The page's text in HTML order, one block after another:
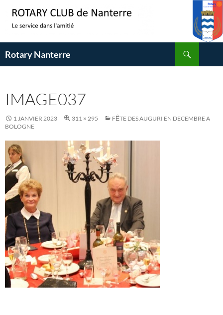
contenu
Rotary Nanterre
IMAGE037
1 JANVIER 2023 311 × 295
FȆTE DES AUGURI EN DECEMBRE A
BOLOGNE